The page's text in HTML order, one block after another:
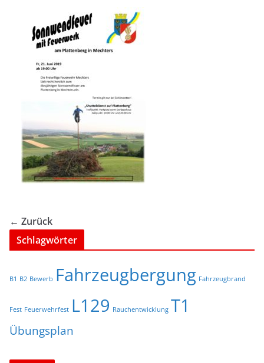
← Zurück
Schlagwörter
B1 B2 Bewerb Fahrzeugbergung Fahrzeugbrand
Fest Feuerwehrfest L129 Rauchentwicklung T1
Übungsplan